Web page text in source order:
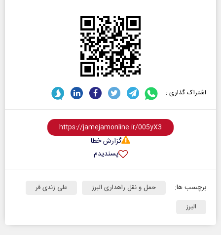
اشتراک گذاری :
گزارش خطا
پسندیدم
برچسب ها: حمل و نقل راهداری البرز
علی زندی فر
البرز